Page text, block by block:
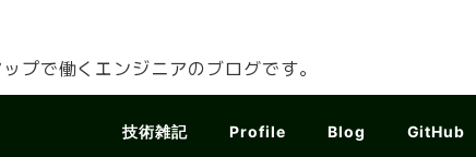
プで働くエンジニアのブログです。
技術雑記 Profile Blog GitHub